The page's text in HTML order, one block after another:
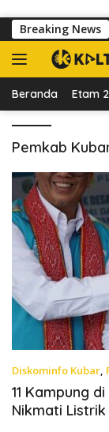
Breaking News
Trotoar di
Beranda Etam
Pemkab
Diskominfo Kubar,
11 Kampung
Nikmati